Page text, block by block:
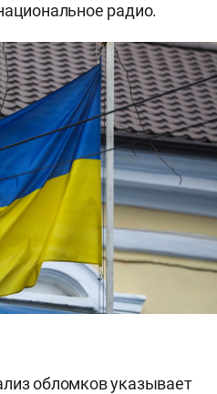
радио.
обломков указывает